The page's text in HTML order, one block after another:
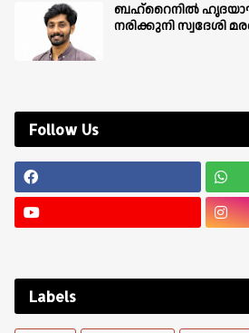
ബഹ്‌റൈനിൽ
നരിക്കുനി സ്വദേശി
Follow Us
Labels